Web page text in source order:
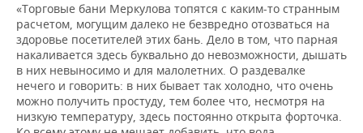
«Торговые бани Меркулова топятся с каким-то странным
расчетом, могущим далеко не безвредно отозваться на
здоровье посетителей этих бань. Дело в том, что парная
накаливается здесь буквально до невозможности, дышать
в них невыносимо и для малолетних. О раздевалке
нечего и говорить: в них бывает так холодно, что очень
можно получить простуду, тем более что, несмотря на
низкую температуру, здесь постоянно открыта форточка.